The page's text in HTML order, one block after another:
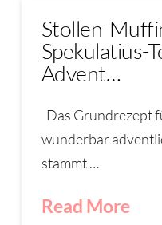
Stollen-
Spekulatius-
Advent…
Das Grundrezept
wunderbar
stammt …
Read More